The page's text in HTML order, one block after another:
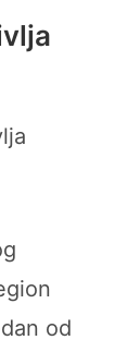
od